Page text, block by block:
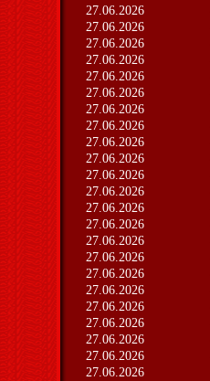
27.06.2026
27.06.2026
27.06.2026
27.06.2026
27.06.2026
27.06.2026
27.06.2026
27.06.2026
27.06.2026
27.06.2026
27.06.2026
27.06.2026
27.06.2026
27.06.2026
27.06.2026
27.06.2026
27.06.2026
27.06.2026
27.06.2026
27.06.2026
27.06.2026
27.06.2026
27.06.2026